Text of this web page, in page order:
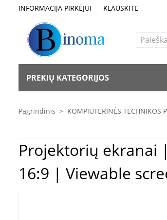
INFORMACIJA PIRKĖJUI KLAUSKITE
PREKIŲ KATEGORIJOS
Pagrindinis > KOMPIUTERINĖS TECHNIKOS
Projektorių ekranai | Elite Screens | Spectrum Series | Electric84H | Diagonal 84 " |
16:9 | Viewable